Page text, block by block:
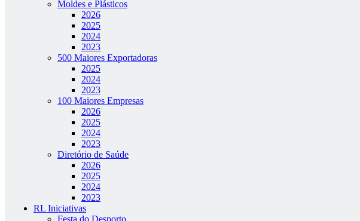
Moldes e Plásticos
2026
2025
2024
2023
500 Maiores Exportadoras
2025
2024
2023
100 Maiores Empresas
2026
2025
2024
2023
Diretório de Saúde
2026
2025
2024
2023
RL Iniciativas
Festa do Desporto